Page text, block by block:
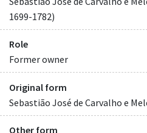
1699-1782)
Role
Former owner
Original form
Sebastião José de Carvalho e
Other form